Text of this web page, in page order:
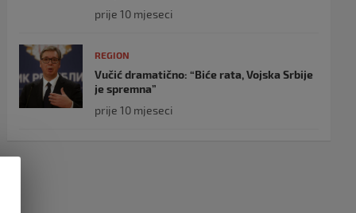
prije 10 mjeseci
REGION
Vučić dramatično: “Biće rata, Vojska Srbije
je spremna”
prije 10 mjeseci